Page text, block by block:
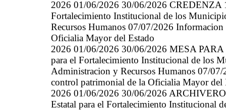
2026 01/06/2026 30/06/2026 CREDENZA
Fortalecimiento Institucional de los
Recursos Humanos 07/07/2026 Informacion
Oficialia Mayor del Estado
2026 01/06/2026 30/06/2026 MESA
para el Fortalecimiento Institucional de los
Administracion y Recursos Humanos 07/07/
control patrimonial de la Oficialia Mayor del
2026 01/06/2026 30/06/2026
Estatal para el Fortalecimiento Institucional